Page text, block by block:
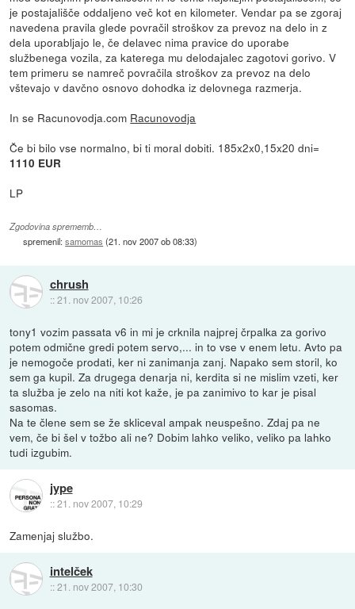
je postajališče oddaljeno več kot en kilometer. Vendar pa se zgoraj
navedena pravila glede povračil stroškov za prevoz na delo in z
dela uporabljajo le, če delavec nima pravice do uporabe
službenega vozila, za katerega mu delodajalec zagotovi gorivo. V
tem primeru se namreč povračila stroškov za prevoz na delo
vštevajo v davčno osnovo dohodka iz delovnega razmerja.
In se Racunovodja.com Racunovodja
Če bi bilo vse normalno, bi ti moral dobiti. 185x2x0,15x20 dni=
1110 EUR
LP
Zgodovina sprememb…
spremenil:samomas (21. nov 2007 ob 08:33)
chrush
::21. nov 2007, 10:26
tony1 vozim passata v6 in mi je crknila najprej črpalka za gorivo
potem odmične gredi potem servo,... in to vse v enem letu. Avto pa
je nemogoče prodati, ker ni zanimanja zanj. Napako sem storil, ko
sem ga kupil. Za drugega denarja ni, kerdita si ne mislim vzeti, ker
ta služba je zelo na niti kot kaže, je pa zanimivo to kar je pisal
sasomas.
Na te člene sem se že skliceval ampak neuspešno. Zdaj pa ne
vem, če bi šel v tožbo ali ne? Dobim lahko veliko, veliko pa lahko
tudi izgubim.
jype
::21. nov 2007, 10:29
Zamenjaj službo.
intelček
::21. nov 2007, 10:30